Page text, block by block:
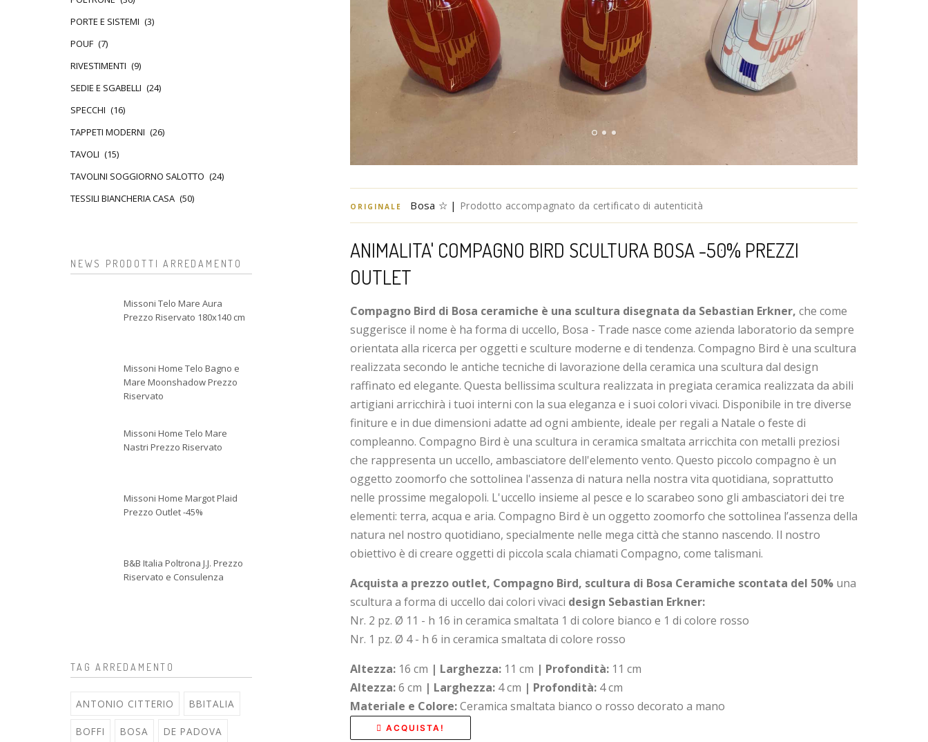
ORIGINALE Bosa ☆ | Prodotto accompagnato da certificato di autenticità
ANIMALITA' COMPAGNO BIRD SCULTURA BOSA -50% PREZZI
OUTLET
Compagno Bird di Bosa ceramiche è una scultura disegnata da Sebastian Erkner, che come
suggerisce il nome è ha forma di uccello, Bosa - Trade nasce come azienda laboratorio da sempre
orientata alla ricerca per oggetti e sculture moderne e di tendenza. Compagno Bird è una scultura
realizzata secondo le antiche tecniche di lavorazione della ceramica una scultura dal design
raffinato ed elegante. Questa bellissima scultura realizzata in pregiata ceramica realizzata da abili
artigiani arricchirà i tuoi interni con la sua eleganza e i suoi colori vivaci. Disponibile in tre diverse
finiture e in due dimensioni adatte ad ogni ambiente, ideale per regali a Natale o feste di
compleanno. Compagno Bird è una scultura in ceramica smaltata arricchita con metalli preziosi
che rappresenta un uccello, ambasciatore dell'elemento vento. Questo piccolo compagno è un
oggetto zoomorfo che sottolinea l'assenza di natura nella nostra vita quotidiana, soprattutto
nelle prossime megalopoli. L'uccello insieme al pesce e lo scarabeo sono gli ambasciatori dei tre
elementi: terra, acqua e aria. Compagno Bird è un oggetto zoomorfo che sottolinea l’assenza della
natura nel nostro quotidiano, specialmente nelle mega città che stanno nascendo. Il nostro
obiettivo è di creare oggetti di piccola scala chiamati Compagno, come talismani.
Acquista a prezzo outlet, Compagno Bird, scultura di Bosa Ceramiche scontata del 50% una
scultura a forma di uccello dai colori vivaci design Sebastian Erkner:
Nr. 2 pz. Ø 11 - h 16 in ceramica smaltata 1 di colore bianco e 1 di colore rosso
Nr. 1 pz. Ø 4 - h 6 in ceramica smaltata di colore rosso
Altezza: 16 cm | Larghezza: 11 cm | Profondità: 11 cm
Altezza:6 cm | Larghezza: 4 cm | Profondità: 4 cm
Materiale e Colore:Ceramica smaltata bianco o rosso decorato a mano
ACQUISTA!
PORTE E SISTEMI (3)
POUF (7)
RIVESTIMENTI (9)
SEDIE E SGABELLI (24)
SPECCHI (16)
TAPPETI MODERNI (26)
TAVOLI (15)
TAVOLINI SOGGIORNO SALOTTO (24)
TESSILI BIANCHERIA CASA (50)
NEWS PRODOTTI ARREDAMENTO
Missoni Telo Mare Aura
Prezzo Riservato 180x140 cm
Missoni Home Telo Bagno e
Mare Moonshadow Prezzo
Riservato
Missoni Home Telo Mare
Nastri Prezzo Riservato
Missoni Home Margot Plaid
Prezzo Outlet -45%
B&B Italia Poltrona J.J. Prezzo
Riservato e Consulenza
TAG ARREDAMENTO
ANTONIO CITTERIO BBITALIA
BOFFI BOSA DE PADOVA